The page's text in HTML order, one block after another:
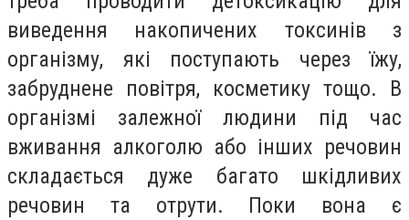
виведення накопичених токсинів з
організму, які поступають через їжу,
забруднене повітря, косметику тощо. В
організмі залежної людини під час
вживання алкоголю або інших речовин
складається дуже багато шкідливих
речовин та отрути. Поки вона є